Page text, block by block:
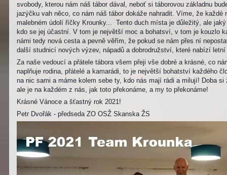
svobody, kterou nám náš tábor dával, neboť si táborovou základnu
jazýčku vah něco, co nám náš tábor dokáže nahradit. Víme, že
malebném údolí říčky Krounky... Tento duch místa je důležitý, ale
kdo se jej účastní. V tom je největší moc a bohatsví, v tom je kouzlo
námi tedy nová cesta a pevně věřím, že pokud se nám přes ní
další studnicí nových výzev, nápadů a dobrodružství, které nabízí letní
Za naše vedoucí a přátele tábora všem přeji vše dobré a krásné, co
naplňuje rodina, přátelé a kamarádi, to je největší bohatství každého
na nic sami a máme kolem sebe ty, kdo nás mají rádi a milují! Doba
ale je na každém z nás, jak toto překonáme, a my to překonáme!
Krásné Vánoce a šťastný rok 2021!
Petr Dvořák - předseda ZO OSŽ Skanska ŽS